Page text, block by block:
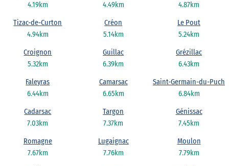
4.19km
4.49km
4.87km
4.94km
Tizac-de-Curton
5.14km
Créon
5.24km
Le Pout
5.32km
Croignon
6.39km
Guillac
6.43km
Grézillac
6.44km
Faleyras
6.65km
Camarsac
6.84km
Saint-Germain-du-Puch
7.03km
Cadarsac
7.37km
Targon
7.45km
Génissac
7.67km
Romagne
7.76km
Lugaignac
7.79km
Moulon